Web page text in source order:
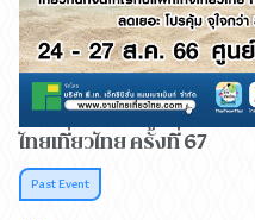
ไทยเที่ยวไทย ครั้งที่ 67
Past Event